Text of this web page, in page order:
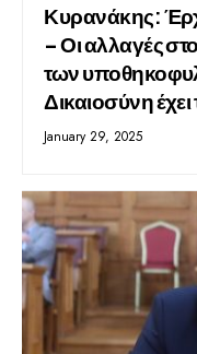
Κυρανάκης:
– Οι αλλαγές
των
Δικαιοσύνη
January 29, 2025